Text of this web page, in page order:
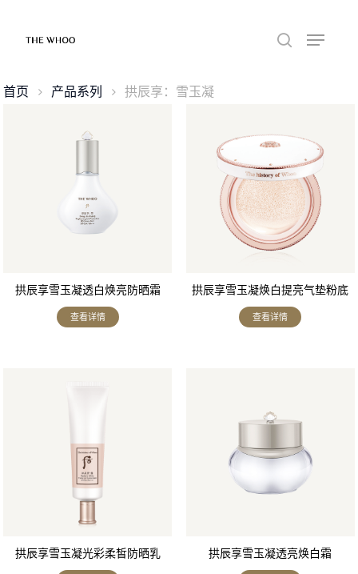
首页 产品系列 拱辰享：雪玉凝
拱辰享雪玉凝透白焕亮防晒霜
查看详情
拱辰享雪玉凝焕白提亮气垫粉底
液
查看详情
拱辰享雪玉凝光彩柔皙防晒乳 拱辰享雪玉凝透亮焕白霜